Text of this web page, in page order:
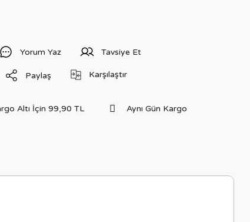
Yorum Yaz Tavsiye Et
Paylaş Karşılaştır
Altı İçin 99,90 TL Aynı Gün Kargo